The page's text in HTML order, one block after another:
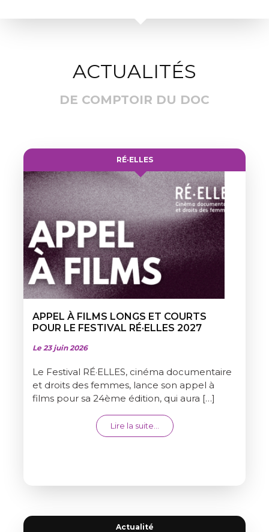
ACTUALITÉS
DE COMPTOIR DU DOC
RÉ·ELLES
APPEL À FILMS LONGS ET COURTS
POUR LE FESTIVAL RÉ·ELLES 2027
Le 23 juin 2026
Le Festival RÉ·ELLES, cinéma documentaire
et droits des femmes, lance son appel à
films pour sa 24ème édition, qui aura […]
Lire la suite… from APPEL À FILMS
Actualité